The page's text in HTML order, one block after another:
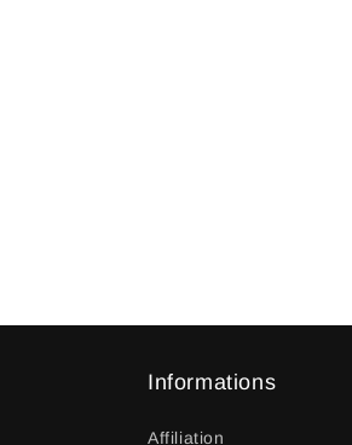
Informations
Affiliation